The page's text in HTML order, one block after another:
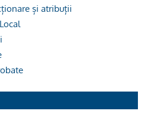
și atribuții